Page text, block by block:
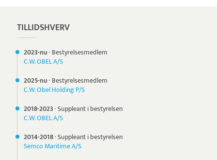
TILLIDSHVERV
2023-nu· Bestyrelsesmedlem
C.W. OBEL A/S
2025-nu· Bestyrelsesmedlem
C.W. Obel Holding P/S
2018-2023·Suppleant i bestyrelsen
C.W. OBEL A/S
2014-2018·Suppleant i bestyrelsen
Semco Maritime A/S